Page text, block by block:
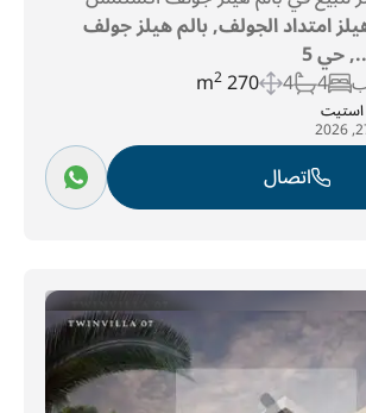
امتداد الجولف, بالم هيلز جولف
حي 5
4
4
270 m
2
اتصال